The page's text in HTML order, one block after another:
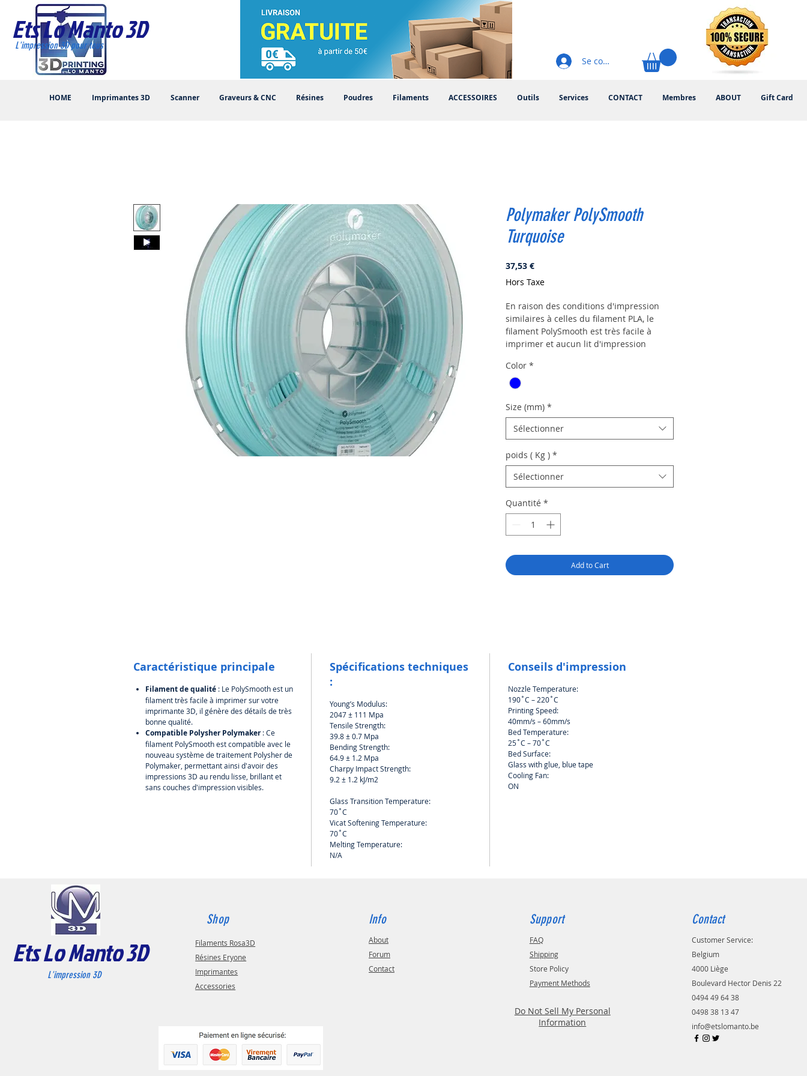
Ets Lo Manto 3D
HOME Imprimantes 3D Scanner Graveurs & CNC Résines Poudres Filaments ACCESSOIRES Outils Services CONTACT Membres ABOUT Gift Card
L'impression 3D pour tous
Se connecter
Polymaker PolySmooth
Turquoise
37,53 €Prix
Hors Taxe
En raison des conditions d'impression
similaires à celles du filament PLA, le
filament PolySmooth est très facile à
imprimer et aucun lit d'impression
convient à toutes les imprimantes 3D à
système ouvert et convient
avec une qualité de surface élevée.
Color *
Size (mm) *
Sélectionner
poids ( Kg ) *
Sélectionner
Quantité *
Add to Cart
Caractéristique principale
Filament de qualité : Le PolySmooth est un
filament très facile à imprimer sur votre
imprimante 3D, il génère des détails de très
bonne qualité.
Compatible Polysher Polymaker: Ce
filament PolySmooth est compatible avec le
nouveau système de traitement Polysher de
Polymaker, permettant ainsi d'avoir des
impressions 3D au rendu lisse, brillant et
sans couches d'impression visibles.
Spécifications techniques
:
Young’s Modulus:
2047 ± 111 Mpa
Tensile Strength:
39.8 ± 0.7 Mpa
Bending Strength:
64.9 ± 1.2 Mpa
Charpy Impact Strength:
9.2 ± 1.2 kJ/m2
Glass Transition Temperature:
70˚C
Vicat Softening Temperature:
70˚C
Melting Temperature:
N/A
Conseils d'impression
Nozzle Temperature:
190˚C – 220˚C
Printing Speed:
40mm/s – 60mm/s
Bed Temperature:
25˚C – 70˚C
Bed Surface:
Glass with glue, blue tape
Cooling Fan:
ON
Ets Lo Manto 3D
L'impression 3D
Shop
Filaments Rosa3D
Résines Eryone
Imprimantes
Accessories
Info
About
Forum
Contact
Support
FAQ
Shipping
Store Policy
Payment Methods
Do Not Sell My Personal
Information
Contact
Customer Service:
Belgium
4000 Liège
Boulevard Hector Denis 22
0494 49 64 38
0498 38 13 47
info@etslomanto.be